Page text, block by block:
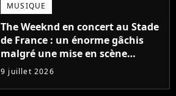
MUSIQUE
The Weeknd en concert au Stade
de France : un énorme gâchis
malgré une mise en scène
colossale
9 juillet 2026